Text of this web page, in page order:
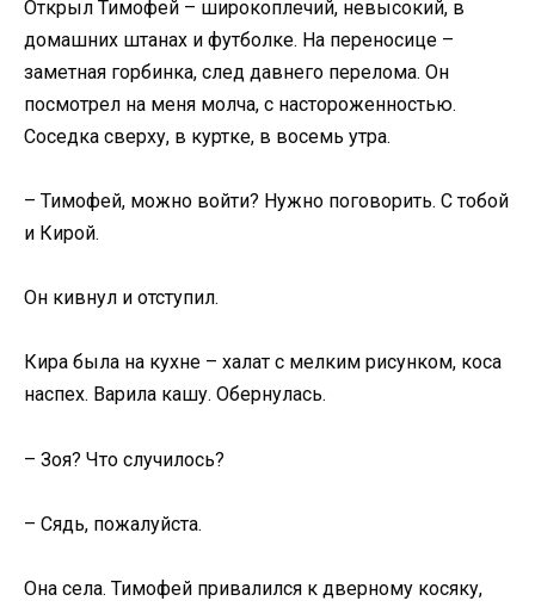
Открыл Тимофей – широкоплечий, невысокий, в
домашних штанах и футболке. На переносице –
заметная горбинка, след давнего перелома. Он
посмотрел на меня молча, с настороженностью.
Соседка сверху, в куртке, в восемь утра.
– Тимофей, можно войти? Нужно поговорить. С тобой
и Кирой.
Он кивнул и отступил.
Кира была на кухне – халат с мелким рисунком, коса
наспех. Варила кашу. Обернулась.
– Зоя? Что случилось?
– Сядь, пожалуйста.
Она села. Тимофей привалился к дверному косяку,